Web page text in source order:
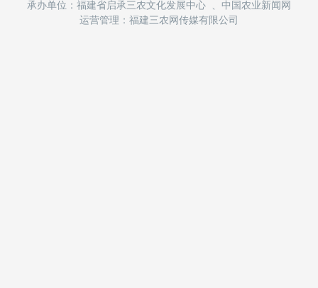
承办单位：福建省启承三农文化发展中心 、中国农业新闻网
运营管理：福建三农网传媒有限公司